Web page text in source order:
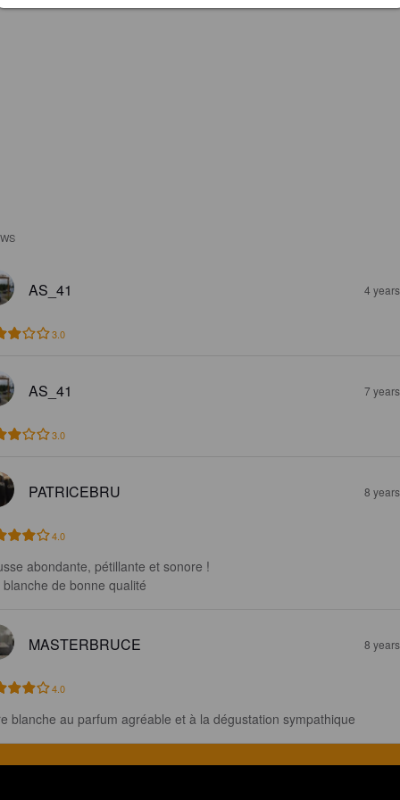
AS_41 4
3.0
AS_41 7
3.0
PATRICEBRU 8
4.0
abondante, pétillante et sonore !
blanche de bonne qualité
MASTERBRUCE 8
4.0
blanche au parfum agréable et à la dégustation sympathique